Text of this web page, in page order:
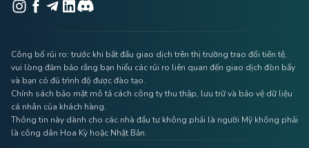
Công bố rủi ro: trước khi bắt đầu giao dịch trên thị trường trao đổi tiền tệ,
vui lòng đảm bảo rằng bạn hiểu các rủi ro liên quan đến giao dịch đòn bẩy
và bạn có đủ trình độ được đào tạo.
Chính sách bảo mật mô tả cách công ty thu thập, lưu trữ và bảo vệ dữ liệu
cá nhân của khách hàng.
Thông tin này dành cho các nhà đầu tư không phải là người Mỹ không phải
là công dân Hoa Kỳ hoặc Nhật Bản.